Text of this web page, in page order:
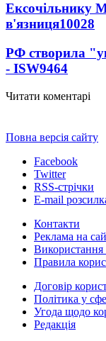
Ексочільнику
в'язниця10028
РФ створила
- ISW9464
Читати коментарі
Повна версія сайту
Facebook
Twitter
RSS-стрічки
E-mail
Контакти
Реклама на
Використання
Правила
Договір
Політика у
Угода щодо
Редакція